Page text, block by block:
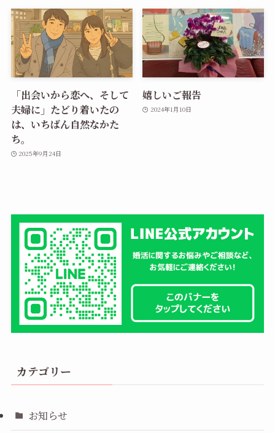
「出会いから恋へ、そして
夫婦に」たどり着いたの
は、いちばん自然なかた
ち。
2025年9月24日
嬉しいご報告
2024年1月10日
カテゴリー
お知らせ